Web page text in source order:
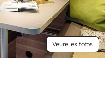
Veure les fotos